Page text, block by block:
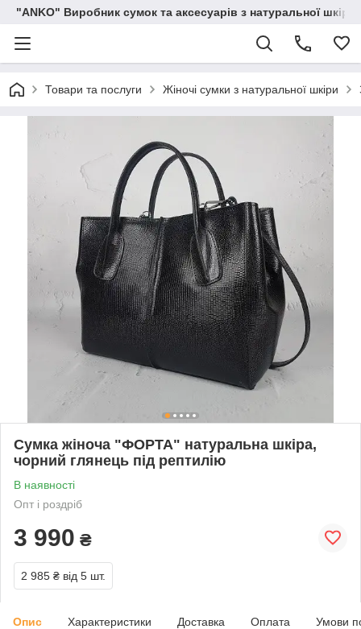
"ANKO" Виробник сумок та аксесуарів з натуральної шкіри.
Товари та послуги Жіночі сумки з натуральної шкіри
Сумка жіноча "ФОРТА" натуральна шкіра,
чорний глянець під рептилію
В наявності
Опт і роздріб
3 990 ₴
2 985 ₴ від 5 шт.
Опис Характеристики Доставка Оплата Умови